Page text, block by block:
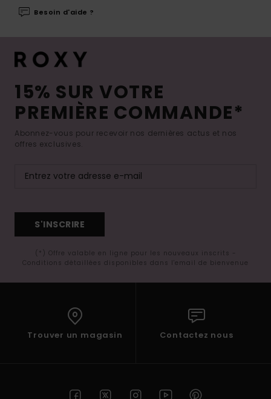
Besoin d'aide ?
15% SUR VOTRE
PREMIÈRE COMMANDE*
Abonnez-vous pour recevoir nos dernières actus et nos
offres exclusives.
S'INSCRIRE
(*) Offre valable en ligne pour les nouveaux inscrits -
Conditions détaillées disponibles dans l'email de bienvenue
Trouver un magasin Contactez nous